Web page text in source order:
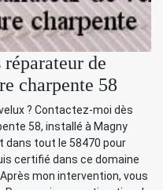
de
charpente 58
? Contactez-moi dès
58, installé à Magny
dans tout le 58470 pour
certifié dans ce domaine
mon intervention, vous